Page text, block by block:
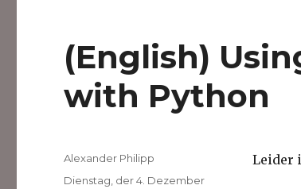
(English)
with Python
Leider
Autor
Alexander Philipp
Veröffentlicht
Dienstag, der 4. Dezember